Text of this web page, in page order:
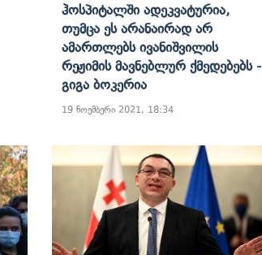
Ჰოსპიტალში Ადეკვატურია,
Თუმცა Ეს Არანაირად Არ
Ამართლებს Ივანიშვილის
Რეჟიმის Მავნებლურ Ქმედებებს -
Გიგა Ბოკერია
19 ნოემბერი 2021, 18:34